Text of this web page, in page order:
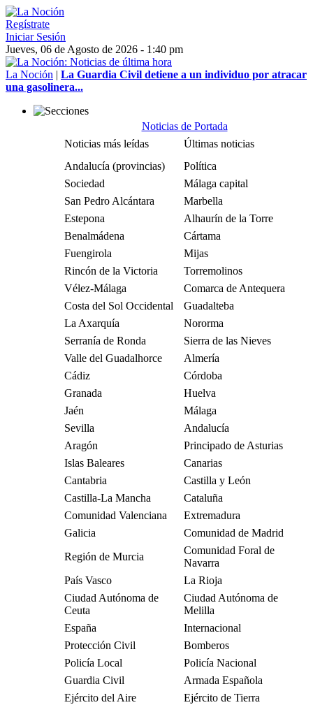
Regístrate
Iniciar Sesión
Jueves, 06 de Agosto de 2026 - 1:40 pm
La Noción | La Guardia Civil detiene a un individuo por atracar
una gasolinera...
Noticias de Portada
Noticias más leídas
Últimas noticias
Andalucía (provincias)
Política
Sociedad
Málaga capital
San Pedro Alcántara
Marbella
Estepona
Alhaurín de la Torre
Benalmádena
Cártama
Fuengirola
Mijas
Rincón de la Victoria
Torremolinos
Vélez-Málaga
Comarca de Antequera
Costa del Sol Occidental
Guadalteba
La Axarquía
Nororma
Serranía de Ronda
Sierra de las Nieves
Valle del Guadalhorce
Almería
Cádiz
Córdoba
Granada
Huelva
Jaén
Málaga
Sevilla
Andalucía
Aragón
Principado de Asturias
Islas Baleares
Canarias
Cantabria
Castilla y León
Castilla-La Mancha
Cataluña
Comunidad Valenciana
Extremadura
Galicia
Comunidad de Madrid
Región de Murcia
Comunidad Foral de
Navarra
País Vasco
La Rioja
Ciudad Autónoma de
Ceuta
Ciudad Autónoma de
Melilla
España
Internacional
Protección Civil
Bomberos
Policía Local
Policía Nacional
Guardia Civil
Armada Española
Ejército del Aire
Ejército de Tierra